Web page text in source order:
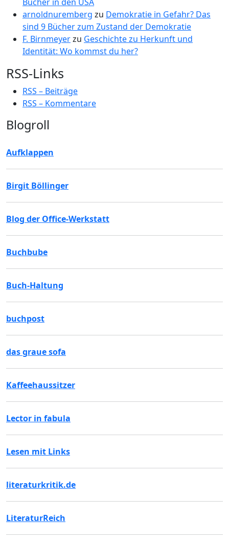
arnoldnuremberg zu Demokratie in Gefahr? Das
sind 9 Bücher zum Zustand der Demokratie
F. Birnmeyerzu Geschichte zu Herkunft und
Identität: Wo kommst du her?
RSS-Links
RSS – Beiträge
RSS – Kommentare
Blogroll
Aufklappen
Birgit Böllinger
Blog der Office-Werkstatt
Buchbube
Buch-Haltung
buchpost
das graue sofa
Kaffeehaussitzer
Lector in fabula
Lesen mit Links
literaturkritik.de
LiteraturReich